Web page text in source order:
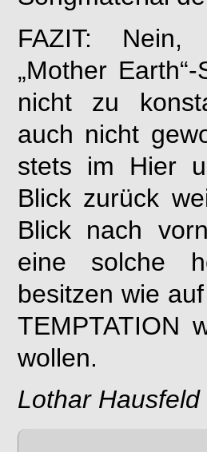
FAZIT:
„Mother
nicht zu
auch nicht
stets im Hier
Blick zurück
Blick nach
eine solche
besitzen wie auf
TEMPTATION
wollen.
Lothar Hausfeld